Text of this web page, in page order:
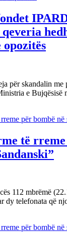
për skandalin
e
të rreme
112 mbrëmë
dy telefonata që